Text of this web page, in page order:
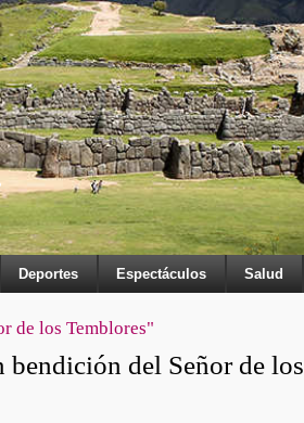
Deportes Espectáculos Salud
de los Temblores"
bendición del Señor de los